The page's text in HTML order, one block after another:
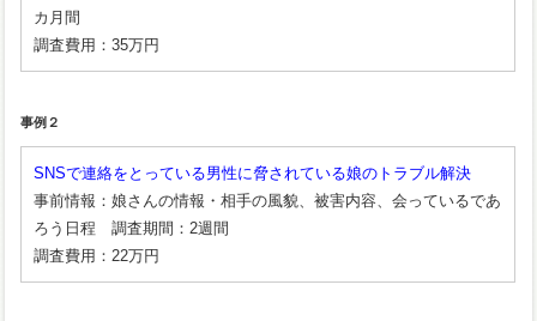
カ月間
調査費用：35万円
事例２
SNSで連絡をとっている男性に脅されている娘のトラブル解決
事前情報：娘さんの情報・相手の風貌、被害内容、会っているであ
ろう日程 調査期間：2週間
調査費用：22万円